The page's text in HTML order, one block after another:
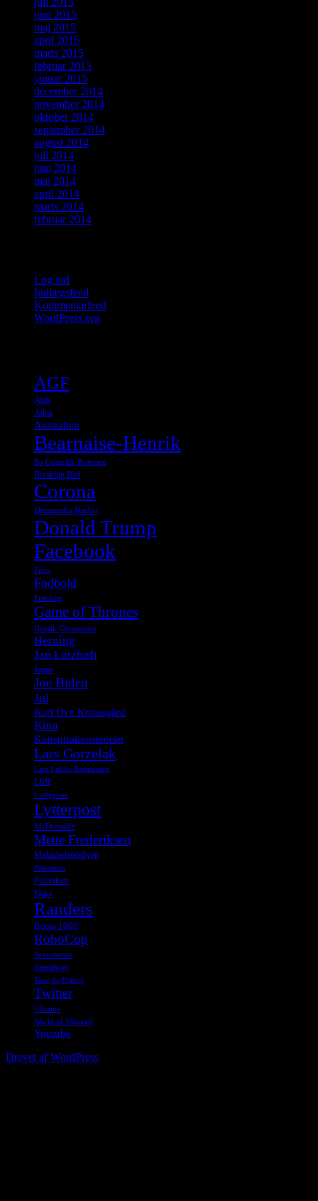
juni 2015
maj 2015
april 2015
marts 2015
februar 2015
januar 2015
december 2014
november 2014
oktober 2014
september 2014
august 2014
juli 2014
juni 2014
maj 2014
april 2014
marts 2014
februar 2014
Log ind
Indlægsfeed
Kommentarfeed
WordPress.org
AGF
Aldi
Alien
Australien
Bearnaise-Henrik
Bo Gorzelak Pedersen
Breaking Bad
Corona
Danmarks Radio
Donald Trump
Facebook
Ferie
Fodbold
Frankrig
Game of Thrones
Henrik Christensen
Herning
Jan Lützhøft
Japan
Joe Biden
Jul
Karl Ove Knausgård
Kina
Konspirationsteorier
Lars Gorzelak
Lars Løkke Rasmussen
Lidl
Luftgevær
Lytterpost
McDonald's
Mette Frederiksen
Midalderlandsbyen
Pokemon
Politiken
Påske
Randers
Rema 1000
RoboCop
Sexrobotter
Speedway
Tour de France
Twitter
Ukraine
World of Warcraft
Youtube
Drevet af WordPress